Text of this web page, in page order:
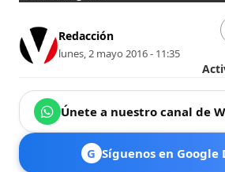
Redacción
lunes, 2 mayo 2016 - 11:35
Únete a nuestro canal de
G Síguenos en Google